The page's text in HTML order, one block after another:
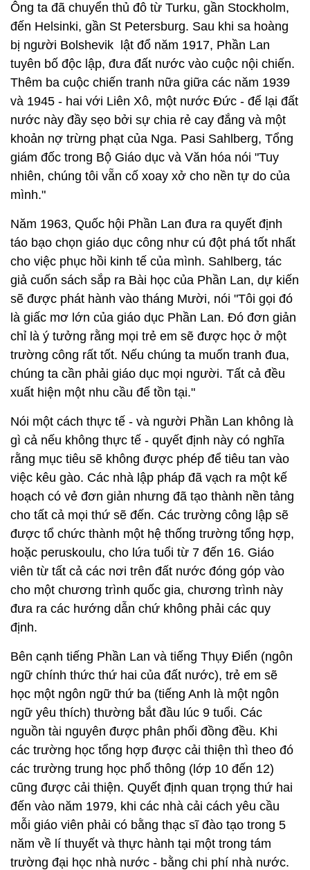
Ông ta đã chuyển thủ đô từ Turku, gần Stockholm,
đến Helsinki, gần St Petersburg. Sau khi sa hoàng
bị người Bolshevik lật đổ năm 1917, Phần Lan
tuyên bố độc lập, đưa đất nước vào cuộc nội chiến.
Thêm ba cuộc chiến tranh nữa giữa các năm 1939
và 1945 - hai với Liên Xô, một nước Đức - để lại đất
nước này đầy sẹo bởi sự chia rẻ cay đắng và một
khoản nợ trừng phạt của Nga. Pasi Sahlberg, Tổng
giám đốc trong Bộ Giáo dục và Văn hóa nói "Tuy
nhiên, chúng tôi vẵn cố xoay xở cho nền tự do của
mình."
Năm 1963, Quốc hội Phần Lan đưa ra quyết định
táo bạo chọn giáo dục công như cú đột phá tốt nhất
cho việc phục hồi kinh tế của mình. Sahlberg, tác
giả cuốn sách sắp ra Bài học của Phần Lan, dự kiến
sẽ được phát hành vào tháng Mười, nói "Tôi gọi đó
là giấc mơ lớn của giáo dục Phần Lan. Đó đơn giản
chỉ là ý tưởng rằng mọi trẻ em sẽ được học ở một
trường công rất tốt. Nếu chúng ta muốn tranh đua,
chúng ta cần phải giáo dục mọi người. Tất cả đều
xuất hiện một nhu cầu để tồn tại."
Nói một cách thực tế - và người Phần Lan không là
gì cả nếu không thực tế - quyết định này có nghĩa
rằng mục tiêu sẽ không được phép để tiêu tan vào
việc kêu gào. Các nhà lập pháp đã vạch ra một kế
hoạch có vẻ đơn giản nhưng đã tạo thành nền tảng
cho tất cả mọi thứ sẽ đến. Các trường công lập sẽ
được tổ chức thành một hệ thống trường tổng hợp,
hoặc peruskoulu, cho lứa tuổi từ 7 đến 16. Giáo
viên từ tất cả các nơi trên đất nước đóng góp vào
cho một chương trình quốc gia, chương trình này
đưa ra các hướng dẫn chứ không phải các quy
định.
Bên cạnh tiếng Phần Lan và tiếng Thụy Điển (ngôn
ngữ chính thức thứ hai của đất nước), trẻ em sẽ
học một ngôn ngữ thứ ba (tiếng Anh là một ngôn
ngữ yêu thích) thường bắt đầu lúc 9 tuổi. Các
nguồn tài nguyên được phân phối đồng đều. Khi
các trường học tổng hợp được cải thiện thì theo đó
các trường trung học phổ thông (lớp 10 đến 12)
cũng được cải thiện. Quyết định quan trọng thứ hai
đến vào năm 1979, khi các nhà cải cách yêu cầu
mỗi giáo viên phải có bằng thạc sĩ đào tạo trong 5
năm về lí thuyết và thực hành tại một trong tám
trường đại học nhà nước - bằng chi phí nhà nước.